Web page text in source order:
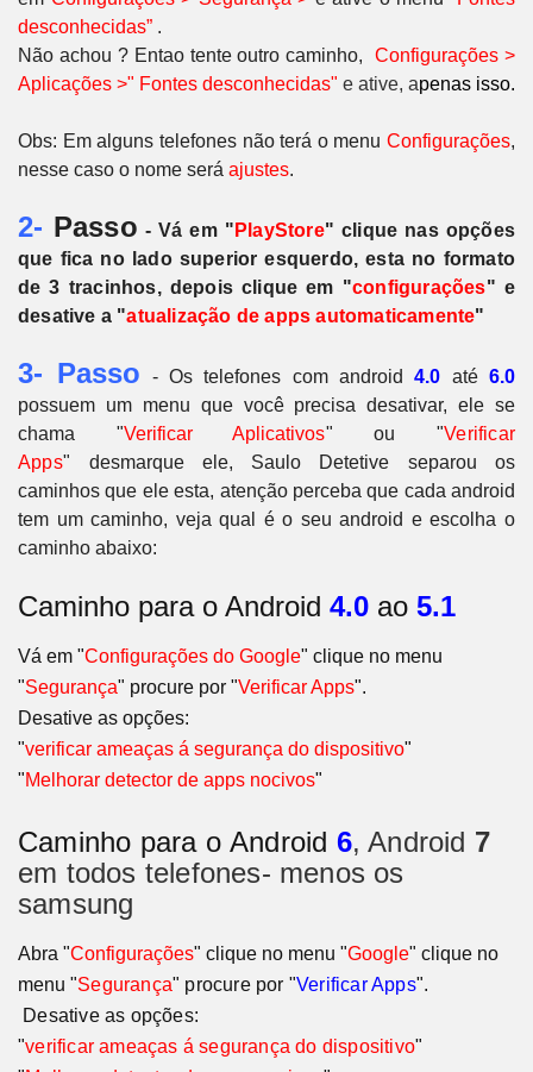
desconhecidas” .
Não achou ? Entao tente outro caminho,Configurações >
Aplicações >" Fontes desconhecidas" e ative, apenas isso.
Obs: Em alguns telefones não terá o menu Configurações,
nesse caso o nome será ajustes.
2- Passo - Vá em " PlayStore" clique nas opções
que fica no lado superior esquerdo, esta no formato
de 3 tracinhos, depois clique em "configurações" e
desative a "atualização de apps automaticamente"
3- Passo - Os telefones com android4.0 até6.0
possuem um menu que você precisa desativar, ele se
chama "Verificar Aplicativos" ou "Verificar
Apps" desmarque ele, Saulo Detetive separou os
caminhos que ele esta, atenção perceba que cada android
tem um caminho, veja qual é o seu android e escolha o
caminho abaixo:
Caminho para o Android 4.0 ao 5.1
Vá em "Configurações do Google" clique no menu
"Segurança" procure por "Verificar Apps".
Desative as opções:
"verificar ameaças á segurança do dispositivo"
"Melhorar detector de apps nocivos"
Caminho para o Android 6, Android 7
em todos telefones- menos os
samsung
Abra "Configurações" clique no menu "Google" clique no
menu "Segurança" procure por "Verificar Apps".
Desative as opções:
"verificar ameaças á segurança do dispositivo"